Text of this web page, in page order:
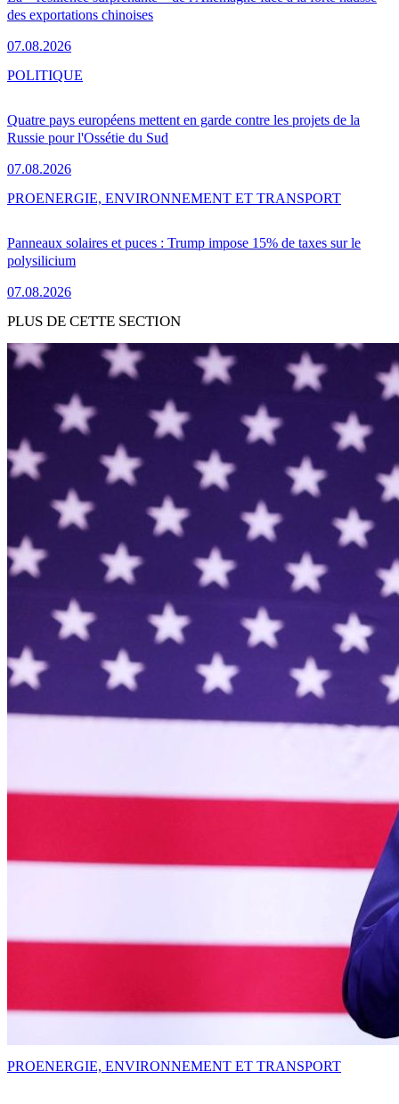
des exportations chinoises
07.08.2026
Quatre pays européens mettent en garde contre les projets de la
Russie pour l'Ossétie du Sud
07.08.2026
POLITIQUE
Panneaux solaires et puces : Trump impose 15% de taxes sur le
polysilicium
07.08.2026
PROENERGIE, ENVIRONNEMENT ET TRANSPORT
PLUS DE CETTE SECTION
PROENERGIE, ENVIRONNEMENT ET TRANSPORT